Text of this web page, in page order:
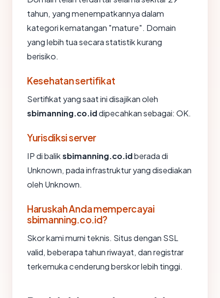
tahun, yang menempatkannya dalam
kategori kematangan "mature". Domain
yang lebih tua secara statistik kurang
berisiko.
Kesehatan sertifikat
Sertifikat yang saat ini disajikan oleh
sbimanning.co.iddipecahkan sebagai: OK.
Yurisdiksi server
IP di baliksbimanning.co.idberada di
Unknown, pada infrastruktur yang disediakan
oleh Unknown.
Haruskah Anda mempercayai
sbimanning.co.id?
Skor kami murni teknis. Situs dengan SSL
valid, beberapa tahun riwayat, dan registrar
terkemuka cenderung berskor lebih tinggi.